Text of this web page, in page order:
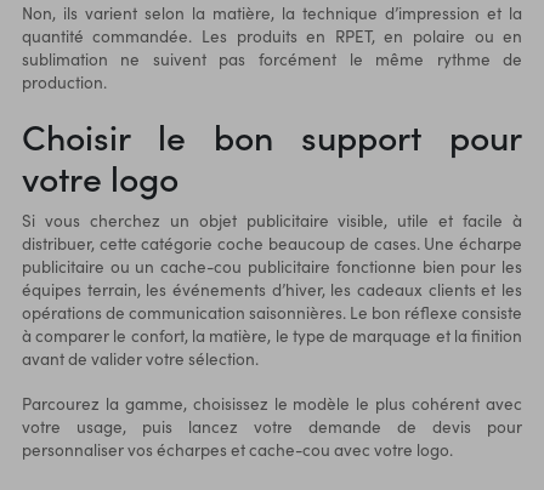
Non, ils varient selon la matière, la technique d’impression et la
quantité commandée. Les produits en RPET, en polaire ou en
sublimation ne suivent pas forcément le même rythme de
production.
Choisir le bon support pour
votre logo
Si vous cherchez un objet publicitaire visible, utile et facile à
distribuer, cette catégorie coche beaucoup de cases. Une écharpe
publicitaire ou un cache-cou publicitaire fonctionne bien pour les
équipes terrain, les événements d’hiver, les cadeaux clients et les
opérations de communication saisonnières. Le bon réflexe consiste
à comparer le confort, la matière, le type de marquage et la finition
avant de valider votre sélection.
Parcourez la gamme, choisissez le modèle le plus cohérent avec
votre usage, puis lancez votre demande de devis pour
personnaliser vos écharpes et cache-cou avec votre logo.